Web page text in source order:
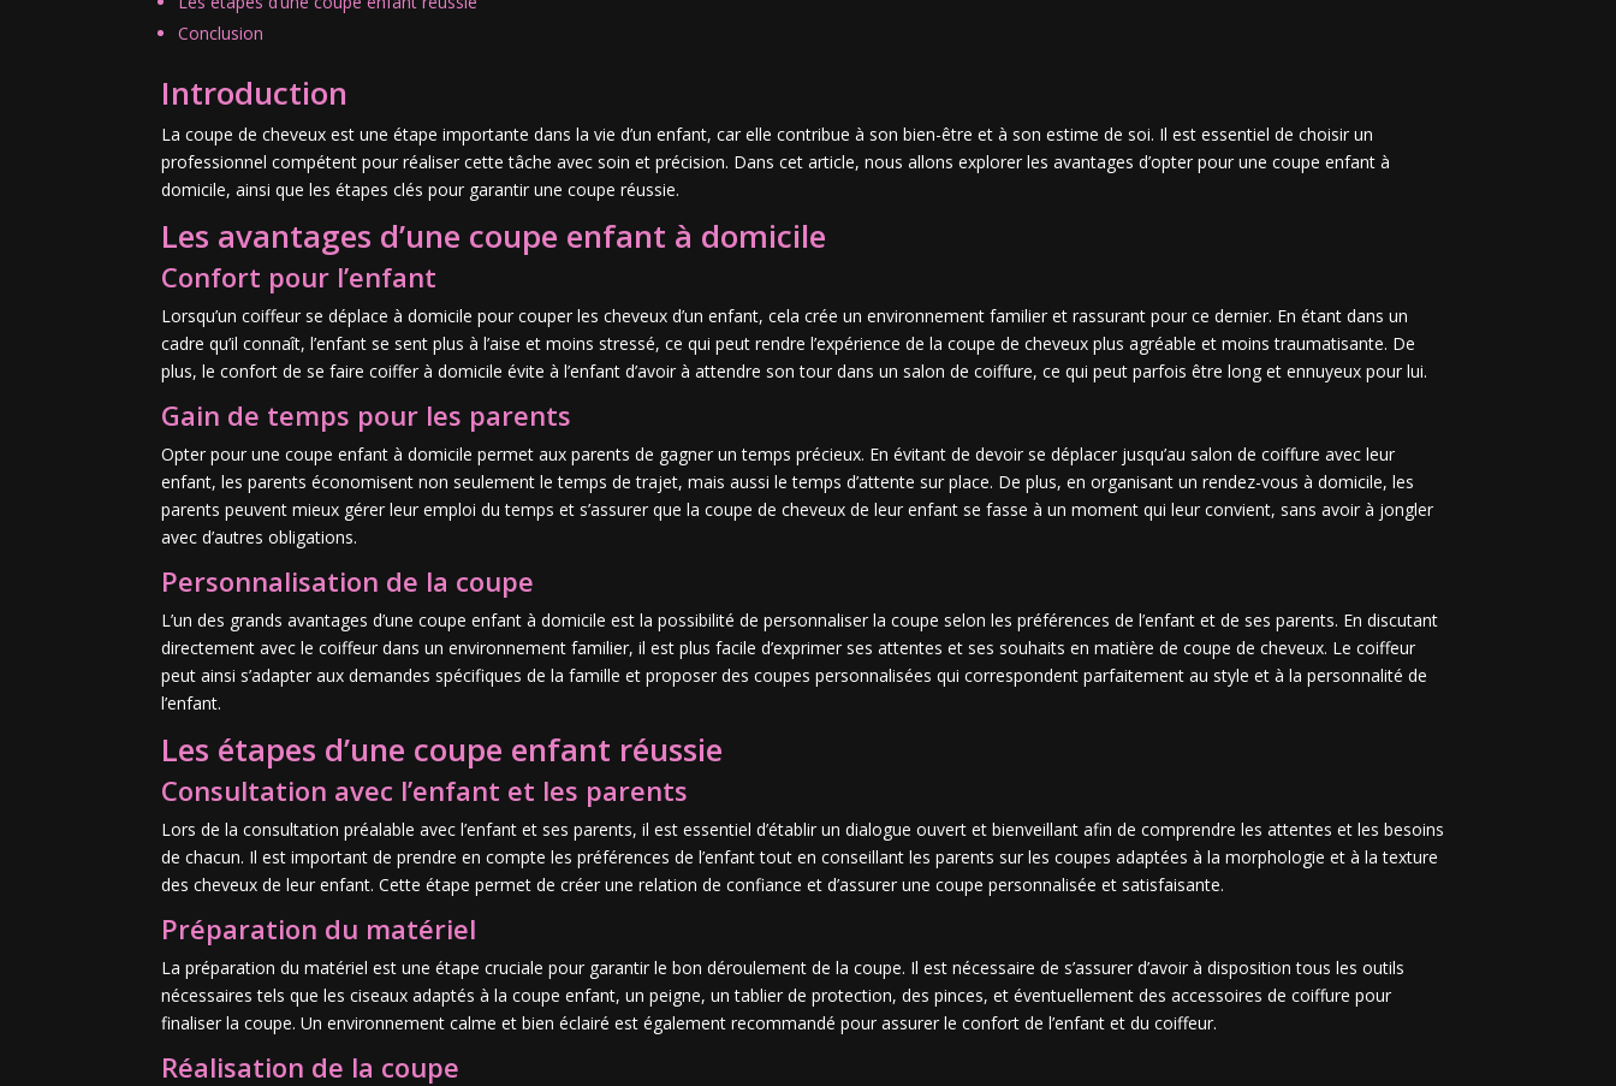
Conclusion
Introduction
La coupe de cheveux est une étape importante dans la vie d’un enfant, car elle contribue à son bien-être et à son estime de soi. Il est essentiel de choisir un
professionnel compétent pour réaliser cette tâche avec soin et précision. Dans cet article, nous allons explorer les avantages d’opter pour une coupe enfant à
domicile, ainsi que les étapes clés pour garantir une coupe réussie.
Les avantages d’une coupe enfant à domicile
Confort pour l’enfant
Lorsqu’un coiffeur se déplace à domicile pour couper les cheveux d’un enfant, cela crée un environnement familier et rassurant pour ce dernier. En étant dans un
cadre qu’il connaît, l’enfant se sent plus à l’aise et moins stressé, ce qui peut rendre l’expérience de la coupe de cheveux plus agréable et moins traumatisante. De
plus, le confort de se faire coiffer à domicile évite à l’enfant d’avoir à attendre son tour dans un salon de coiffure, ce qui peut parfois être long et ennuyeux pour lui.
Gain de temps pour les parents
Opter pour une coupe enfant à domicile permet aux parents de gagner un temps précieux. En évitant de devoir se déplacer jusqu’au salon de coiffure avec leur
enfant, les parents économisent non seulement le temps de trajet, mais aussi le temps d’attente sur place. De plus, en organisant un rendez-vous à domicile, les
parents peuvent mieux gérer leur emploi du temps et s’assurer que la coupe de cheveux de leur enfant se fasse à un moment qui leur convient, sans avoir à jongler
avec d’autres obligations.
Personnalisation de la coupe
L’un des grands avantages d’une coupe enfant à domicile est la possibilité de personnaliser la coupe selon les préférences de l’enfant et de ses parents. En discutant
directement avec le coiffeur dans un environnement familier, il est plus facile d’exprimer ses attentes et ses souhaits en matière de coupe de cheveux. Le coiffeur
peut ainsi s’adapter aux demandes spécifiques de la famille et proposer des coupes personnalisées qui correspondent parfaitement au style et à la personnalité de
l’enfant.
Les étapes d’une coupe enfant réussie
Consultation avec l’enfant et les parents
Lors de la consultation préalable avec l’enfant et ses parents, il est essentiel d’établir un dialogue ouvert et bienveillant afin de comprendre les attentes et les besoins
de chacun. Il est important de prendre en compte les préférences de l’enfant tout en conseillant les parents sur les coupes adaptées à la morphologie et à la texture
des cheveux de leur enfant. Cette étape permet de créer une relation de confiance et d’assurer une coupe personnalisée et satisfaisante.
Préparation du matériel
La préparation du matériel est une étape cruciale pour garantir le bon déroulement de la coupe. Il est nécessaire de s’assurer d’avoir à disposition tous les outils
nécessaires tels que les ciseaux adaptés à la coupe enfant, un peigne, un tablier de protection, des pinces, et éventuellement des accessoires de coiffure pour
finaliser la coupe. Un environnement calme et bien éclairé est également recommandé pour assurer le confort de l’enfant et du coiffeur.
Réalisation de la coupe